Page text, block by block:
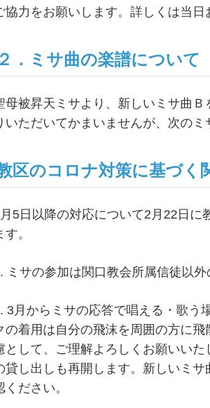
協力をお願いします。詳しくは当日
．ミサ曲の楽譜について
母被昇天ミサより、新しいミサ曲
いただいてかまいませんが、次のミ
区のコロナ対策に基づく
5日以降の対応について2月22日に
す。
ミサの参加は関口教会所属信徒以外
3月からミサの応答で唱える・歌う
の着用は自分の飛沫を周囲の方に
として、ご理解よろしくお願いい
貸し出しも再開します。新しいミ
ください。